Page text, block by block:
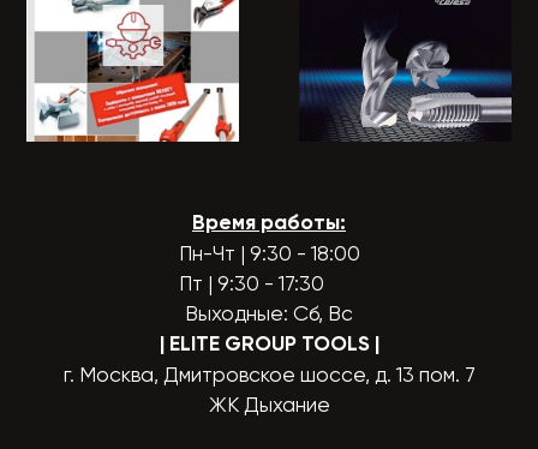
Время работы:
Пн-Чт | 9:30 - 18:00
Пт | 9:30 - 17:30
Выходные: Сб, Вс
| ELITE GROUP TOOLS |
г. Москва, Дмитровское шоссе, д. 13 пом. 7
ЖК Дыхание